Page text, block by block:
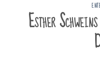
Esther